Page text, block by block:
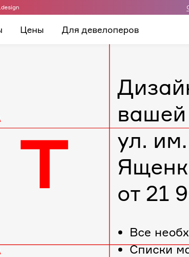
Цены Для девелоперов
ул.
от 21
Все
Cписки